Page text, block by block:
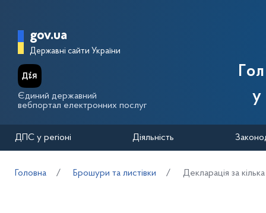
Головна сторінка Державної
gov.ua
Державні сайти України
Єдиний державний
вебпортал електронних послуг
у
ДПС у регіоні Діяльність
Головна Брошури та листівки Декларація за